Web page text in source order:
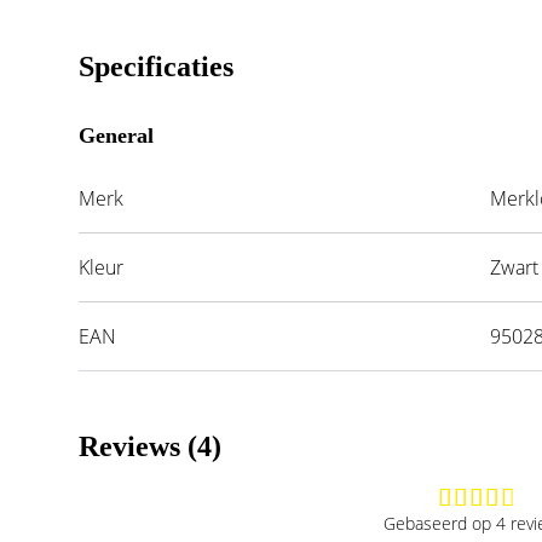
Specificaties
General
Merk
Kleur Zwart
EAN
Reviews (4)
Gebaseerd op 4